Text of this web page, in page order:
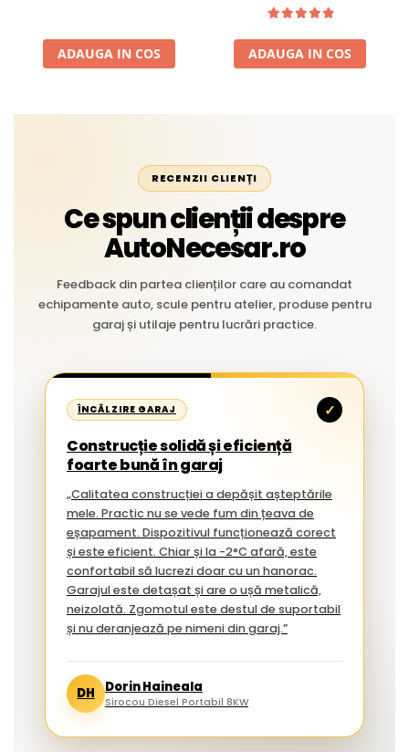
Liniar
ADAUGA IN COS ADAUGA IN COS
RECENZII CLIENȚI
Ce spun clienții despre
AutoNecesar.ro
Feedback din partea clienților care au comandat
echipamente auto, scule pentru atelier, produse pentru
garaj și utilaje pentru lucrări practice.
ÎNCĂLZIRE GARAJ ✓
Construcție solidă și eficiență
foarte bună în garaj
„Calitatea construcției a depășit așteptările
mele. Practic nu se vede fum din țeava de
eșapament. Dispozitivul funcționează corect
și este eficient. Chiar și la -2°C afară, este
confortabil să lucrezi doar cu un hanorac.
Garajul este detașat și are o ușă metalică,
neizolată. Zgomotul este destul de suportabil
și nu deranjează pe nimeni din garaj.”
DH Dorin Haineala
Sirocou Diesel Portabil 8KW